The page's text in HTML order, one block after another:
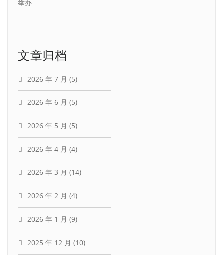
举办
文章归档
2026 年 7 月 (5)
2026 年 6 月 (5)
2026 年 5 月 (5)
2026 年 4 月 (4)
2026 年 3 月 (14)
2026 年 2 月 (4)
2026 年 1 月 (9)
2025 年 12 月 (10)